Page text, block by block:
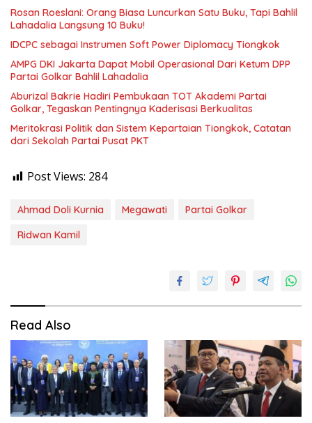
Rosan Roeslani: Orang Biasa Luncurkan Satu Buku, Tapi Bahlil
Lahadalia Langsung 10 Buku!
IDCPC sebagai Instrumen Soft Power Diplomacy Tiongkok
AMPG DKI Jakarta Dapat Mobil Operasional Dari Ketum DPP
Partai Golkar Bahlil Lahadalia
Aburizal Bakrie Hadiri Pembukaan TOT Akademi Partai
Golkar, Tegaskan Pentingnya Kaderisasi Berkualitas
Meritokrasi Politik dan Sistem Kepartaian Tiongkok, Catatan
dari Sekolah Partai Pusat PKT
Post Views: 284
Ahmad Doli Kurnia Megawati
Partai Golkar
Ridwan Kamil
Read Also